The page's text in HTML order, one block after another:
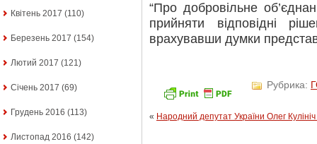
Квітень 2017 (110)
Березень 2017 (154)
Лютий 2017 (121)
Січень 2017 (69)
Грудень 2016 (113)
Листопад 2016 (142)
“Про добровільне
прийняти відповідні
врахувавши думки
Рубрика:
« Народний депутат України Олег